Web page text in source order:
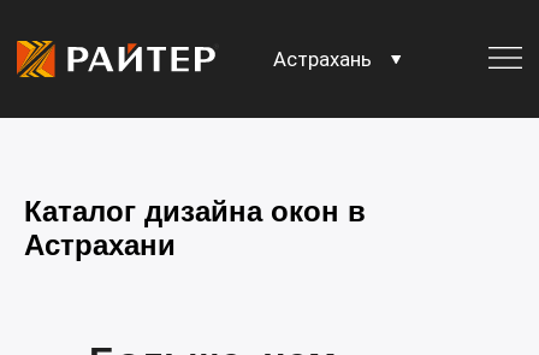
Каталог дизайна окон в
Астрахани